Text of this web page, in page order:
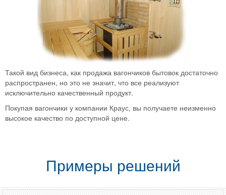
Такой вид бизнеса, как продажа вагончиков бытовок достаточно
распространен, но это не значит, что все реализуют
исключительно качественный продукт.
Покупая вагончики у компании Краус, вы получаете неизменно
высокое качество по доступной цене.
Примеры решений